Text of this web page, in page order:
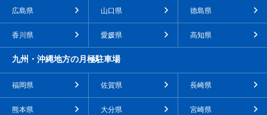
広島県 山口県 徳島県
香川県 愛媛県 高知県
九州・沖縄地方の月極駐車場
福岡県 佐賀県 長崎県
熊本県 大分県 宮崎県